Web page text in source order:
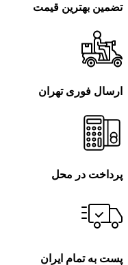
تضمین بهترین قیمت
ارسال فوری تهران
پرداخت در محل
پست به تمام ایران